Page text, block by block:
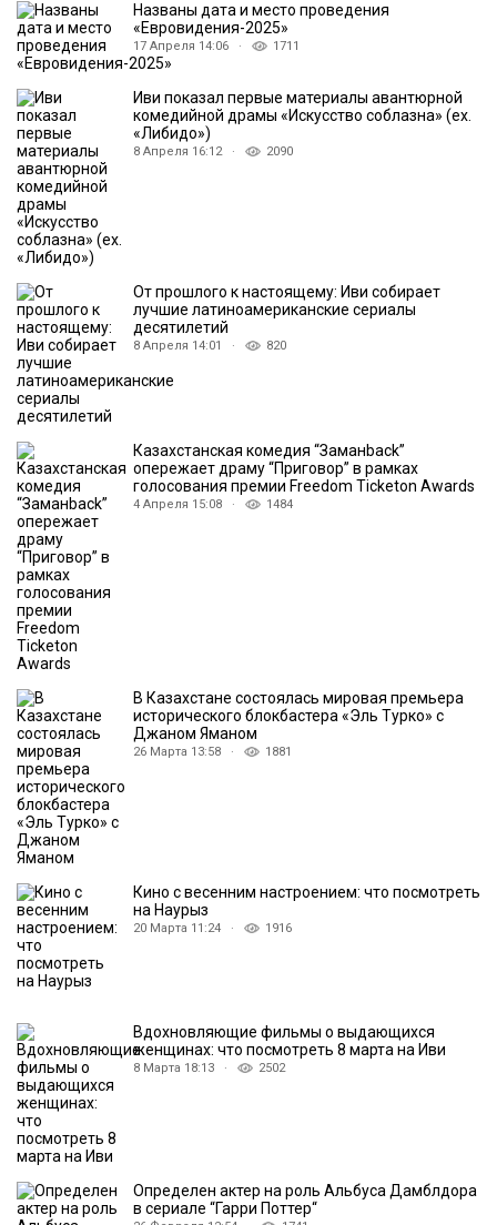
Названы дата и место проведения
«Евровидения-2025»
17 Апреля 14:06 · 1711
Иви показал первые материалы авантюрной
комедийной драмы «Искусство соблазна» (ех.
«Либидо»)
8 Апреля 16:12 · 2090
От прошлого к настоящему: Иви собирает
лучшие латиноамериканские сериалы
десятилетий
8 Апреля 14:01 · 820
Казахстанская комедия “Заманback”
опережает драму “Приговор” в рамках
голосования премии Freedom Ticketon Awards
4 Апреля 15:08 · 1484
В Казахстане состоялась мировая премьера
исторического блокбастера «Эль Турко» с
Джаном Яманом
26 Марта 13:58 · 1881
Кино с весенним настроением: что посмотреть
на Наурыз
20 Марта 11:24 · 1916
Вдохновляющие фильмы о выдающихся
женщинах: что посмотреть 8 марта на Иви
8 Марта 18:13 · 2502
Определен актер на роль Альбуса Дамблдора
в сериале “Гарри Поттер“